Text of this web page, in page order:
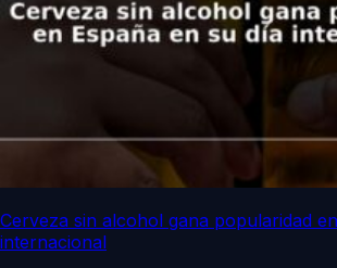
Cerveza sin alcohol gana popularidad
internacional